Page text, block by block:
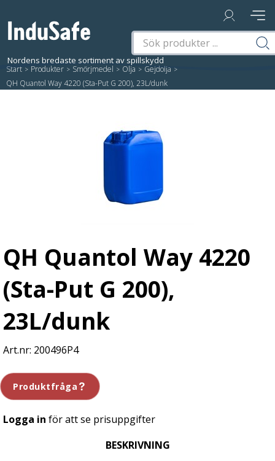
Start / Produkter / Smörjmedel / Olja / Gejdolja /
QH Quantol Way 4220 (Sta-Put G 200), 23L/dunk
QH Quantol Way 4220
(Sta-Put G 200),
23L/dunk
200496P4
Produktfråga
Logga in för att se prisuppgifter
BESKRIVNING